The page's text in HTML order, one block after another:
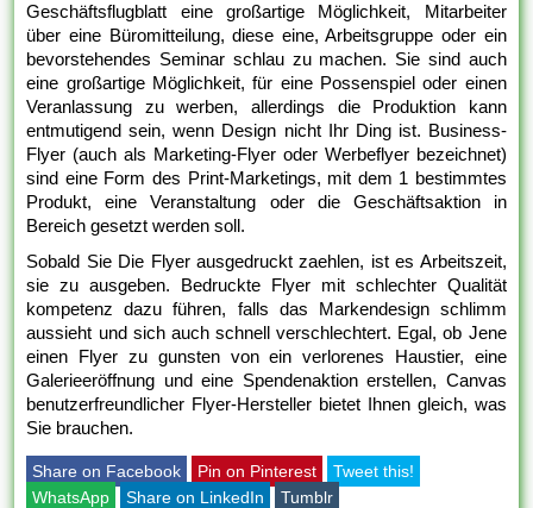
Geschäftsflugblatt eine großartige Möglichkeit, Mitarbeiter
über eine Büromitteilung, diese eine, Arbeitsgruppe oder ein
bevorstehendes Seminar schlau zu machen. Sie sind auch
eine großartige Möglichkeit, für eine Possenspiel oder einen
Veranlassung zu werben, allerdings die Produktion kann
entmutigend sein, wenn Design nicht Ihr Ding ist. Business-
Flyer (auch als Marketing-Flyer oder Werbeflyer bezeichnet)
sind eine Form des Print-Marketings, mit dem 1 bestimmtes
Produkt, eine Veranstaltung oder die Geschäftsaktion in
Bereich gesetzt werden soll.
Sobald Sie Die Flyer ausgedruckt zaehlen, ist es Arbeitszeit,
sie zu ausgeben. Bedruckte Flyer mit schlechter Qualität
kompetenz dazu führen, falls das Markendesign schlimm
aussieht und sich auch schnell verschlechtert. Egal, ob Jene
einen Flyer zu gunsten von ein verlorenes Haustier, eine
Galerieeröffnung und eine Spendenaktion erstellen, Canvas
benutzerfreundlicher Flyer-Hersteller bietet Ihnen gleich, was
Sie brauchen.
Share on Facebook Pin on Pinterest
Tweet this!
WhatsApp
Share on LinkedIn Tumblr